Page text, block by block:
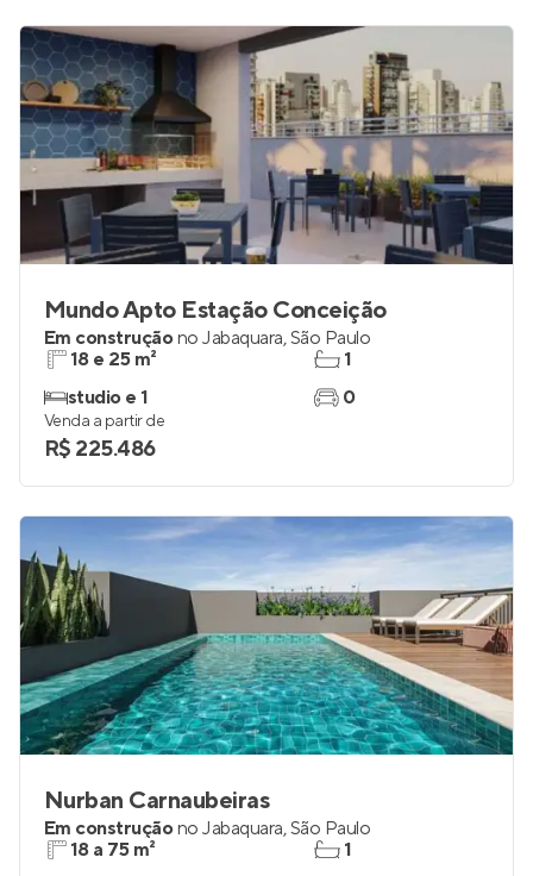
Mundo Apto Estação Conceição
Em construçãono Jabaquara,São Paulo
18 e 25 m²
studio e 1
1
0
Venda a partir de
R$ 225.486
Nurban Carnaubeiras
Em construçãono Jabaquara,São Paulo
18 a 75 m²
1